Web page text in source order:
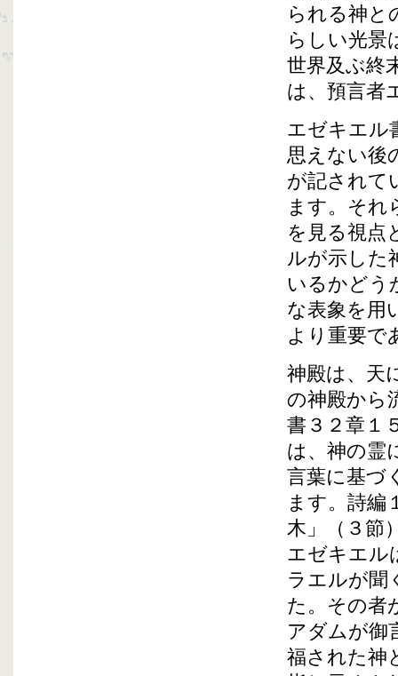
られる神と
らしい光景
世界及ぶ終
は、預言者
エゼキエル
思えない後
が記されて
ます。それ
を見る視点
ルが示した
いるかどう
な表象を用
より重要で
神殿は、天
の神殿から
書３２章１
は、神の霊
言葉に基づ
ます。詩編
木」（３節
エゼキエル
ラエルが聞
た。その者
アダムが御
福された神